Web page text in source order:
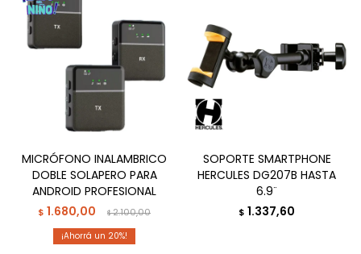
MICRÓFONO INALAMBRICO
DOBLE SOLAPERO PARA
ANDROID PROFESIONAL
$ 1.680,00 $2.100,00
20
SOPORTE SMARTPHONE
HERCULES DG207B HASTA
6.9¨
$ 1.337,60